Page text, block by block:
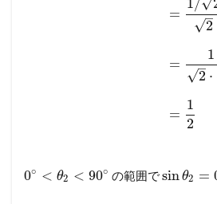
=
1/
2
–
√
=
1
2
–
√ ⋅
=
1
2
0∘ < θ2 < 90∘ の範囲でsinθ2 =